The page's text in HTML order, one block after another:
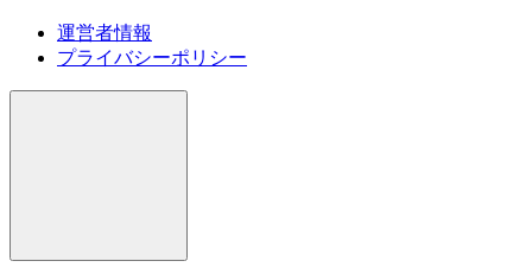
運営者情報
プライバシーポリシー